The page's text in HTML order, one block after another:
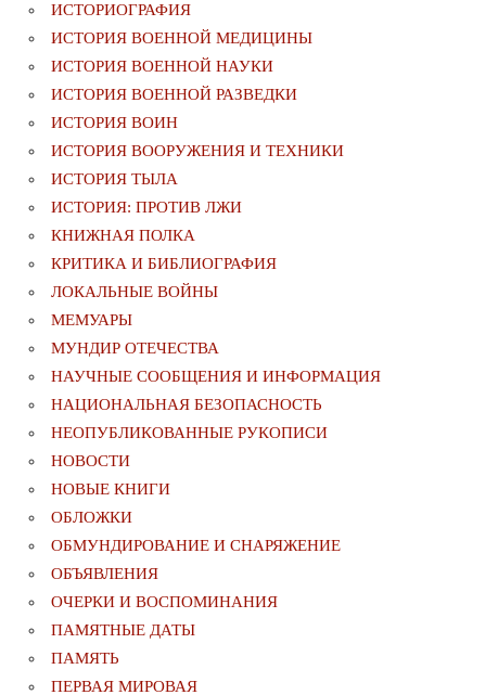
ИСТОРИОГРАФИЯ
ИСТОРИЯ ВОЕННОЙ МЕДИЦИНЫ
ИСТОРИЯ ВОЕННОЙ НАУКИ
ИСТОРИЯ ВОЕННОЙ РАЗВЕДКИ
ИСТОРИЯ ВОИН
ИСТОРИЯ ВООРУЖЕНИЯ И ТЕХНИКИ
ИСТОРИЯ ТЫЛА
ИСТОРИЯ: ПРОТИВ ЛЖИ
КНИЖНАЯ ПОЛКА
КРИТИКА И БИБЛИОГРАФИЯ
ЛОКАЛЬНЫЕ ВОЙНЫ
МЕМУАРЫ
МУНДИР ОТЕЧЕСТВА
НАУЧНЫЕ СООБЩЕНИЯ И ИНФОРМАЦИЯ
НАЦИОНАЛЬНАЯ БЕЗОПАСНОСТЬ
НЕОПУБЛИКОВАННЫЕ РУКОПИСИ
НОВОСТИ
НОВЫЕ КНИГИ
ОБЛОЖКИ
ОБМУНДИРОВАНИЕ И СНАРЯЖЕНИЕ
ОБЪЯВЛЕНИЯ
ОЧЕРКИ И ВОСПОМИНАНИЯ
ПАМЯТНЫЕ ДАТЫ
ПАМЯТЬ
ПЕРВАЯ МИРОВАЯ